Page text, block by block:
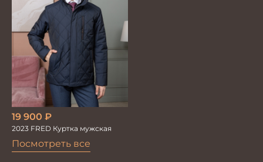
Посмотреть все
19 900 ₽
2023 FRED Куртка мужская